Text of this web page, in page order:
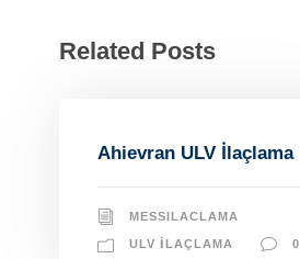
Related Posts
Ahievran ULV İlaçlama
MESSILACLAMA
ULV İLAÇLAMA 0